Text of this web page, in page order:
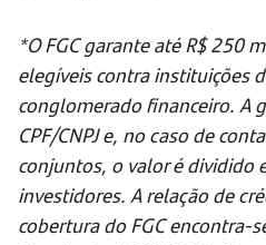
*O FGC garante até R$ 250
elegíveis contra instituições
conglomerado financeiro. A
CPF/CNPJ e, no caso de
conjuntos, o valor é dividido
investidores. A relação de
cobertura do FGC encontra-